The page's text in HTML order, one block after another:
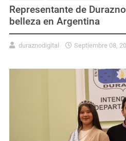
Representante de
belleza en Argentina
duraznodigital Septiembre 08,